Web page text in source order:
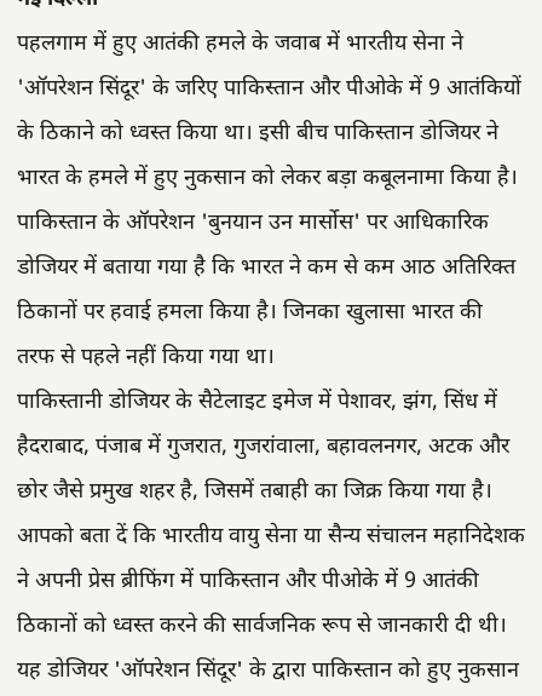
पहलगाम में हुए आतंकी हमले के जवाब में भारतीय सेना ने
'ऑपरेशन सिंदूर' के जरिए पाकिस्तान और पीओके में 9 आतंकियों
के ठिकाने को ध्वस्त किया था। इसी बीच पाकिस्तान डोजियर ने
भारत के हमले में हुए नुकसान को लेकर बड़ा कबूलनामा किया है।
पाकिस्तान के ऑपरेशन 'बुनयान उन मार्सोस' पर आधिकारिक
डोजियर में बताया गया है कि भारत ने कम से कम आठ अतिरिक्त
ठिकानों पर हवाई हमला किया है। जिनका खुलासा भारत की
तरफ से पहले नहीं किया गया था।
पाकिस्तानी डोजियर के सैटेलाइट इमेज में पेशावर, झंग, सिंध में
हैदराबाद, पंजाब में गुजरात, गुजरांवाला, बहावलनगर, अटक और
छोर जैसे प्रमुख शहर है, जिसमें तबाही का जिक्र किया गया है।
आपको बता दें कि भारतीय वायु सेना या सैन्य संचालन महानिदेशक
ने अपनी प्रेस ब्रीफिंग में पाकिस्तान और पीओके में 9 आतंकी
ठिकानों को ध्वस्त करने की सार्वजनिक रूप से जानकारी दी थी।
यह डोजियर 'ऑपरेशन सिंदूर' के द्वारा पाकिस्तान को हुए नुकसान